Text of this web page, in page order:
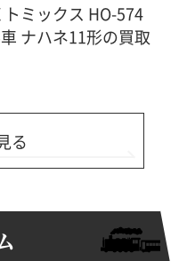
トミックス HO-574
ナハネ11形の買取
る